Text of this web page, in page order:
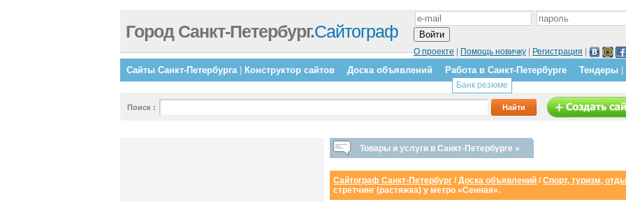
О проекте
Помощь новичку Регистрация
Город Санкт-Петербург.Сайтограф
Сайты Санкт-Петербурга| Конструктор сайтов Доска объявлений Работа в Санкт-Петербурге
Банк резюме
Тендеры
Поиск :
Товары и услуги в Санкт-Петербурге »
Сайтограф Санкт-Петербург / Доска объявлений / Спорт, туризм,
стретчинг (растяжка) у метро «Сенная».